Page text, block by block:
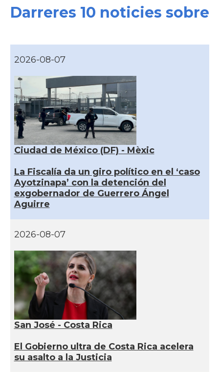
Darreres 10 noticies sobre
2026-08-07
Ciudad de México (DF) - Mèxic
La Fiscalía da un giro político en el ‘caso
Ayotzinapa’ con la detención del
exgobernador de Guerrero Ángel
Aguirre
2026-08-07
San José - Costa Rica
El Gobierno ultra de Costa Rica acelera
su asalto a la Justicia